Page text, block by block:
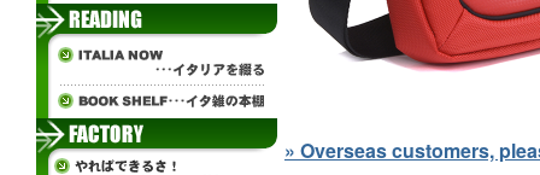
» Overseas customers,